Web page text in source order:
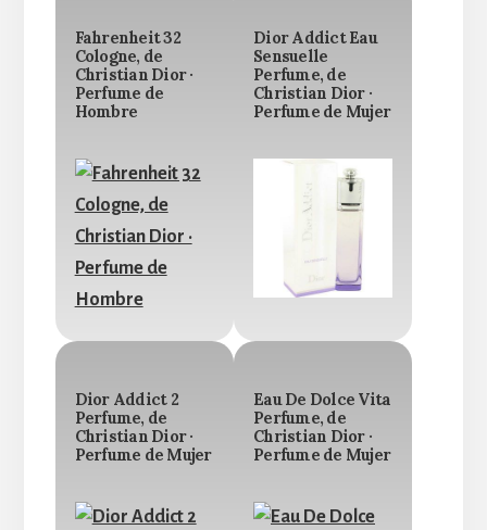
Fahrenheit 32
Cologne, de
Christian Dior ·
Perfume de
Hombre
Dior Addict Eau
Sensuelle
Perfume, de
Christian Dior ·
Perfume de Mujer
Dior Addict 2
Perfume, de
Christian Dior ·
Perfume de Mujer
Eau De Dolce Vita
Perfume, de
Christian Dior ·
Perfume de Mujer